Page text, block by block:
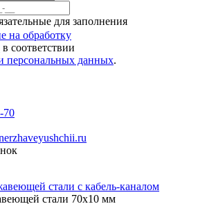
для заполнения
на обработку
в соответствии
персональных данных.
70
стали с кабель-каналом
стали 70х10 мм